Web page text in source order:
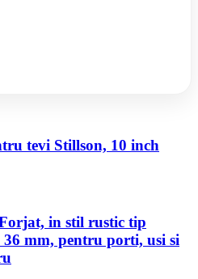
tevi Stillson, 10 inch
in stil rustic tip
mm, pentru porti, usi si